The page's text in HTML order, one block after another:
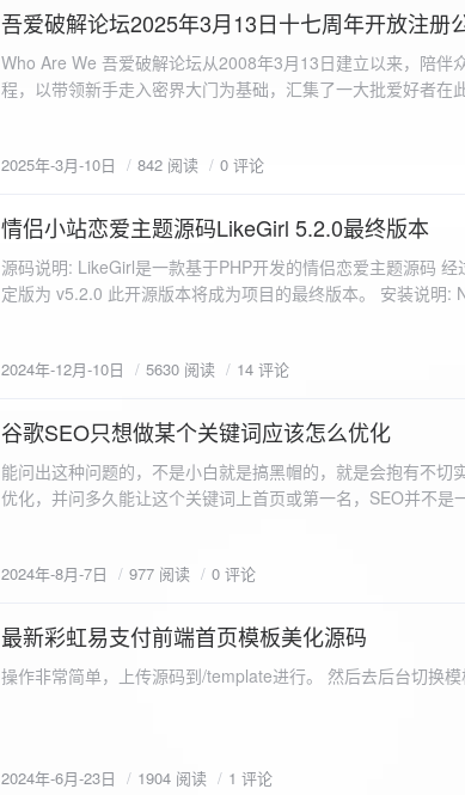
图片链接: <a href="${data.data.url}" target="_blank">${data.data.url}</
${data.data.imgFile}</p> <img src="${data.data.url}" alt="上传的图片" class="uploaded-image" /> `; }
else { resultDiv.innerHTML = `<p class="error">${data.error}</p>`; } } else { resultDiv.innerHTML = `<p
class="error">请求失败：${xhr.statusText}</p>`; } }; xhr.onerror = function() { resultDiv.innerHTML =
2025-3-10
吾爱破解论坛2025年3月13日十七周年开放注册
Who Are We 吾爱破解论坛从2008年3月13日建立以来，陪伴
程，以带领新手走入密界大门为基础，汇集了一大批爱好者在
严格的处理措施。在您注册前，请认真阅读注册须知以及社区
www.52pojie.cn
2025年-3月-10日 842 阅读 0 评论
2024-12-10
情侣小站恋爱主题源码LikeGirl 5.2.0最终版本
源码说明: LikeGirl是一款基于PHP开发的情侣恋爱主题源码
定版为 v5.2.0 此开源版本将成为项目的最终版本。 安装说明:
2024年-12月-10日 5630 阅读 14 评论
2024-8-7
谷歌SEO只想做某个关键词应该怎么优化
能问出这种问题的，不是小白就是搞黑帽的，就是会抱有不
优化，并问多久能让这个关键词上首页或第一名，SEO并不
2024年-8月-7日 977 阅读 0 评论
2024-6-23
最新彩虹易支付前端首页模板美化源码
操作非常简单，上传源码到/template进行。 然后去后台切换模
2024年-6月-23日 1904 阅读 1 评论